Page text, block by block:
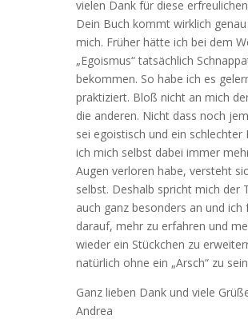
vielen Dank für diese
Dein Buch kommt wirklich
mich. Früher hätte ich bei dem
„Egoismus“ tatsächlich
bekommen. So habe ich es
praktiziert. Bloß nicht an mich
die anderen. Nicht dass noch
sei egoistisch und ein
ich mich selbst dabei immer
Augen verloren habe, versteht
selbst. Deshalb spricht mich der
auch ganz besonders an und ich
darauf, mehr zu erfahren und
wieder ein Stückchen zu
natürlich ohne ein „Arsch“ zu
Ganz lieben Dank und viele
Andrea